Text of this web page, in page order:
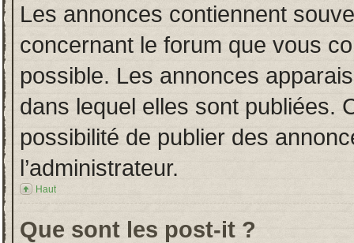
Les annonces contiennent
concernant le forum que vous
possible. Les annonces
dans lequel elles sont publiées.
possibilité de publier des
l’administrateur.
Haut
Que sont les post-it ?